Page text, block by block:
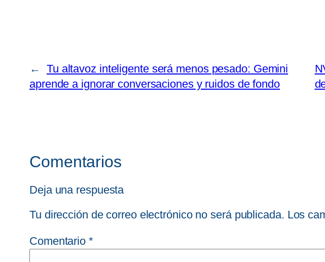
←
Tu altavoz inteligente será menos pesado: Gemini
aprende a ignorar conversaciones y ruidos de fondo
Comentarios
Deja una respuesta
Tu dirección de correo electrónico no será publicada. Los
Comentario *